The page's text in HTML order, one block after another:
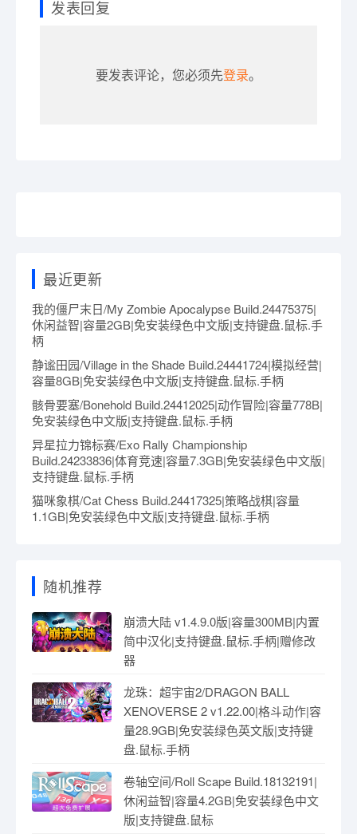
发表回复
要发表评论，您必须先登录。
最近更新
我的僵尸末日/My Zombie Apocalypse Build.24475375|
休闲益智|容量2GB|免安装绿色中文版|支持键盘.鼠标.手
柄
静谧田园/Village in the Shade Build.24441724|模拟经营|
容量8GB|免安装绿色中文版|支持键盘.鼠标.手柄
骸骨要塞/Bonehold Build.24412025|动作冒险|容量778B|
免安装绿色中文版|支持键盘.鼠标.手柄
异星拉力锦标赛/Exo Rally Championship
Build.24233836|体育竞速|容量7.3GB|免安装绿色中文版|
支持键盘.鼠标.手柄
猫咪象棋/Cat Chess Build.24417325|策略战棋|容量
1.1GB|免安装绿色中文版|支持键盘.鼠标.手柄
随机推荐
崩溃大陆 v1.4.9.0版|容量300MB|内置
简中汉化|支持键盘.鼠标.手柄|赠修改
器
龙珠：超宇宙2/DRAGON BALL
XENOVERSE 2 v1.22.00|格斗动作|容
量28.9GB|免安装绿色英文版|支持键
盘.鼠标.手柄
卷轴空间/Roll Scape Build.18132191|
休闲益智|容量4.2GB|免安装绿色中文
版|支持键盘.鼠标